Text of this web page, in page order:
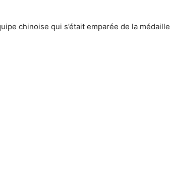
chinoise qui s’était emparée de la médaille